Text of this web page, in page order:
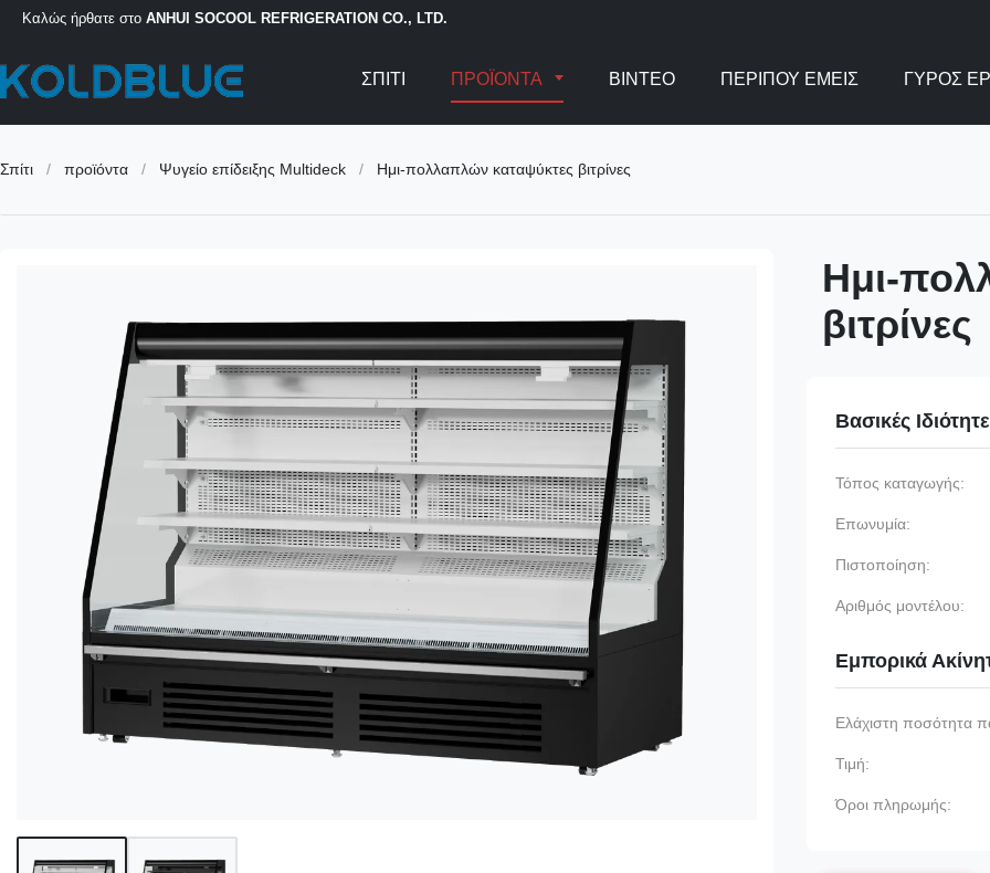
Καλώς ήρθατε στο ANHUI SOCOOL REFRIGERATION CO., LTD.
ΣΠΊΤΙ ΠΡΟΪΌΝΤΑ ΒΊΝΤΕΟ ΠΕΡΊΠΟΥ ΕΜΕΊΣ ΓΎΡΟΣ
Σπίτι / προϊόντα / Ψυγείο επίδειξης Multideck / Ημι-πολλαπλών καταψύκτες βιτρίνες
Ημι-
βιτρίνες
Βασικές
Τόπος καταγωγής:
Επωνυμία:
Πιστοποίηση:
Αριθμός μοντέλου:
Εμπορικά
Ελάχιστη ποσότητα
Τιμή:
Όροι πληρωμής: